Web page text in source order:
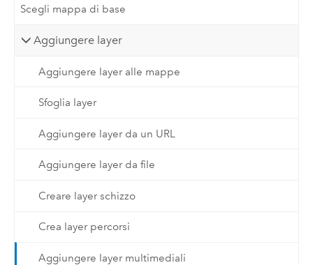
Scegli mappa di base
Aggiungere layer
Aggiungere layer alle mappe
Sfoglia layer
Aggiungere layer da un URL
Aggiungere layer da file
Creare layer schizzo
Crea layer percorsi
Aggiungere layer multimediali